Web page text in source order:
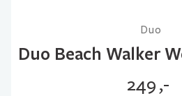
Duo
Duo Beach Walker
249,-